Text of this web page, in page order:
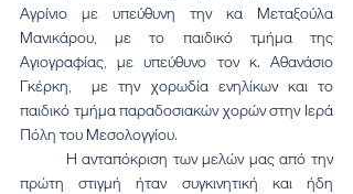
Αγρίνιο με υπεύθυνη την κα Μεταξούλα
Μανικάρου, με το παιδικό τμήμα της
Αγιογραφίας, με υπεύθυνο τον κ. Αθανάσιο
Γκέρκη,  με την χορωδία ενηλίκων και το
παιδικό τμήμα παραδοσιακών χορών στην Ιερά
Πόλη του Μεσολογγίου.
πρώτη στιγμή ήταν συγκινητική και ήδη